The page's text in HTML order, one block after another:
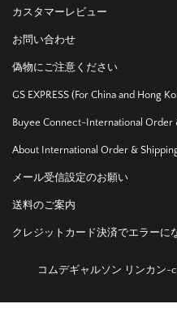
カスタマーレビュー
お問い合わせ
偽物にご注意ください
GS EXPRESS (For China and Hong
Buyee Connect-International Order
About International Order &
メール受信設定のお願い
送料のご案内
クレジットカード決済でエラーに
コムデギャルソン リンカン-